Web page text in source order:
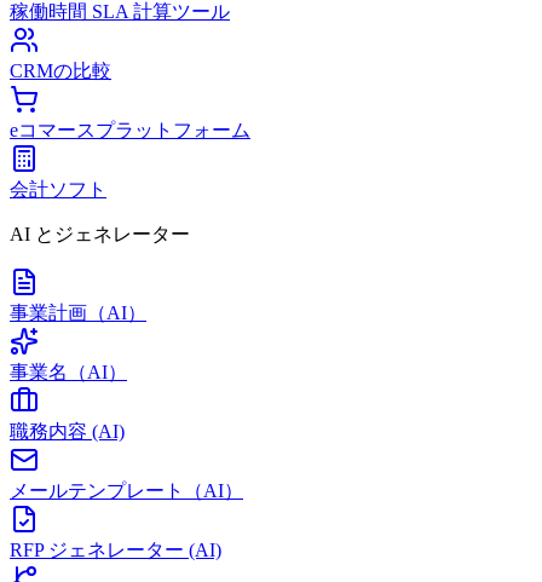
稼働時間 SLA 計算ツール
CRMの比較
eコマースプラットフォーム
会計ソフト
AI とジェネレーター
事業計画（AI）
事業名（AI）
職務内容 (AI)
メールテンプレート（AI）
RFP ジェネレーター (AI)